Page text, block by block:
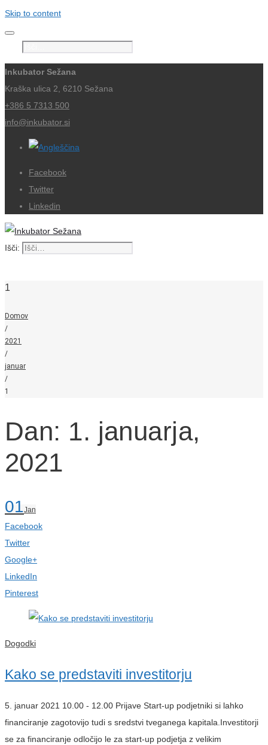
Skip to content
Inkubator Sežana
Kraška ulica 2, 6210 Sežana
+386 5 7313 500
info@inkubator.si
Facebook
Twitter
Linkedin
Išči:
1
Domov
/
2021
/
januar
/
1
Dan: 1. januarja,
2021
01Jan
Facebook
Twitter
Google+
LinkedIn
Pinterest
Dogodki
Kako se predstaviti investitorju
5. januar 2021 10.00 - 12.00 Prijave Start-up podjetniki si lahko
financiranje zagotovijo tudi s sredstvi tveganega kapitala.Investitorji
se za financiranje odločijo le za start-up podjetja z velikim